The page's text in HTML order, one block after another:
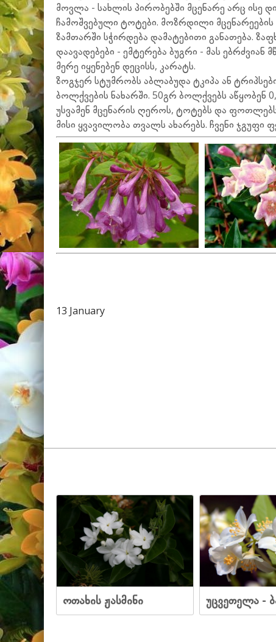
მოვლა - სახლის პირობებში მცენარე არც ისე
ჩამოშვებული ტოტები. მოზრდილი მცენარეების
ზამთარში სჭირდება დამატებითი განათება.
დაავადებები - ემტერება ბუგრი - მას
მერე იყენებენ დეცისს, კარატს.
ზოგჯერ სტუმრობს აბლაბუდა ტკიპა ან
ბოლქვების ნახარში. 50გრ ბოლქვებს აწყობენ
უსვამენ მცენარის ღეროს, ტოტებს და
მისი ყვავილობა თვალს ახარებს. ჩვენი ჯგუფი
13 January
ოთახის ჟასმინი უცვეთელა -